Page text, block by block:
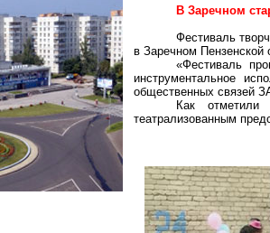
В Заречном
Фестиваль
в Заречном Пензенской
«Фестиваль
инструментальное
общественных связей
Как отметили
театрализованным